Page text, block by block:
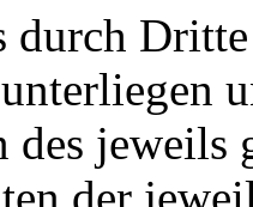
durch
des jeweils